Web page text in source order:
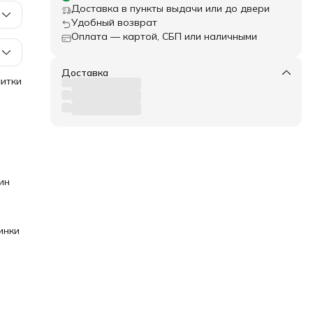
Доставка в пункты выдачи или до двери
Удобный возврат
Оплата — картой, СБП или наличными
Доставка